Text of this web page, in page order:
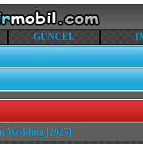
GÜNCEL
Wedding [2025]